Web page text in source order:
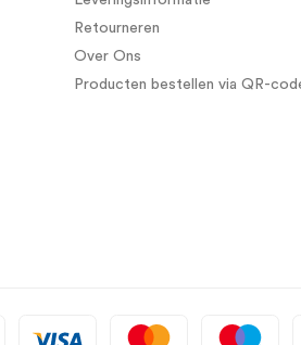
Retourneren
Over Ons
Producten bestellen via QR-